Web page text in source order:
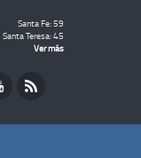
Santa Fe: 59
Santa Teresa: 45
Ver más